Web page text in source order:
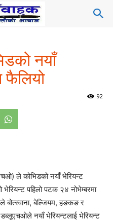
नयाँ
फैलियो
92
ले कोभिडको नयाँ भेरियन्ट
पहिलो पटक २४ नोभेम्बरमा
बोत्स्वाना, बेल्जियम, हङकङ र
नयाँ भेरियन्टलाई भेरियन्ट